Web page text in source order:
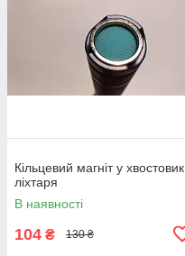
Кільцевий магніт у хвостовик
ліхтаря
В наявності
104 ₴ 130 ₴